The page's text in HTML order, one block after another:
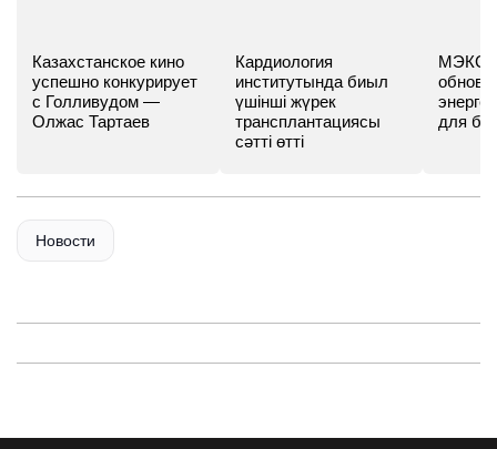
Казахстанское кино
успешно конкурирует
с Голливудом —
Олжас Тартаев
Кардиология
институтында биыл
үшінші жүрек
трансплантациясы
сәтті өтті
МЭКС -
для
Новости